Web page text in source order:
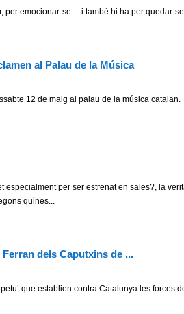
per emocionar-se.... i també hi ha per quedar-
al Palau de la Música
12 de maig al palau de la música catalan.
especialment per ser estrenat en sales?, la
quines...
dels Caputxins de ...
que establien contra Catalunya les forces